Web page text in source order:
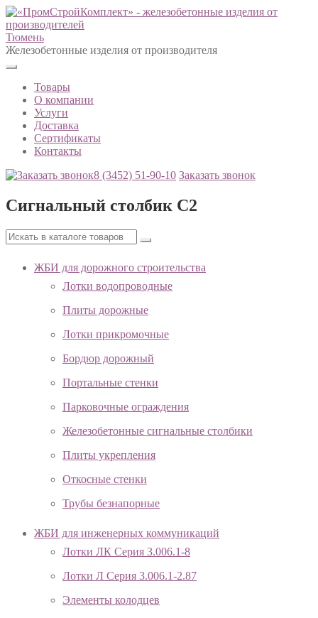
Тюмень
Железобетонные изделия от производителя
Товары
О компании
Услуги
Доставка
Сертификаты
Контакты
8 (3452) 51-90-10 Заказать звонок
Сигнальный столбик С2
ЖБИ для дорожного строительства
Лотки водопроводные
Плиты дорожные
Лотки прикромочные
Бордюр дорожный
Портальные стенки
Парковочные ограждения
Железобетонные сигнальные столбики
Плиты укрепления
Откосные стенки
Трубы безнапорные
ЖБИ для инженерных коммуникаций
Лотки ЛК Серия 3.006.1-8
Лотки Л Серия 3.006.1-2.87
Элементы колодцев